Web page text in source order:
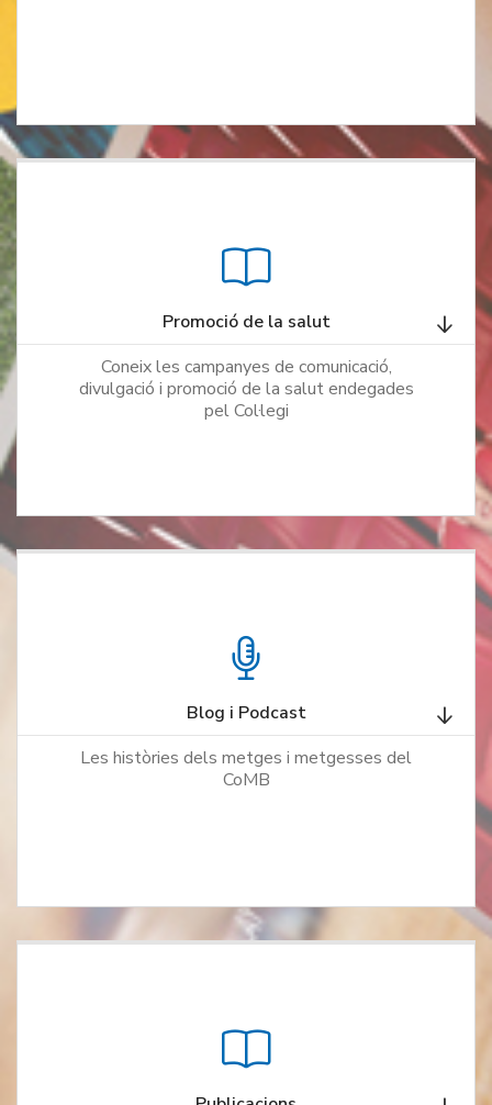
Promoció de la salut
Coneix les campanyes de comunicació,
divulgació i promoció de la salut endegades
pel Col·legi
Blog i Podcast
Les històries dels metges i metgesses del
CoMB